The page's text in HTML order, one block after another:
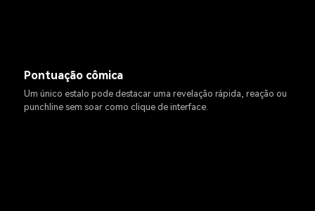
Pontuação cômica
Um único estalo pode destacar uma revelação rápida, reação ou
punchline sem soar como clique de interface.